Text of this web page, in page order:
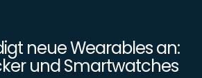
neue Wearables an:
und Smartwatches